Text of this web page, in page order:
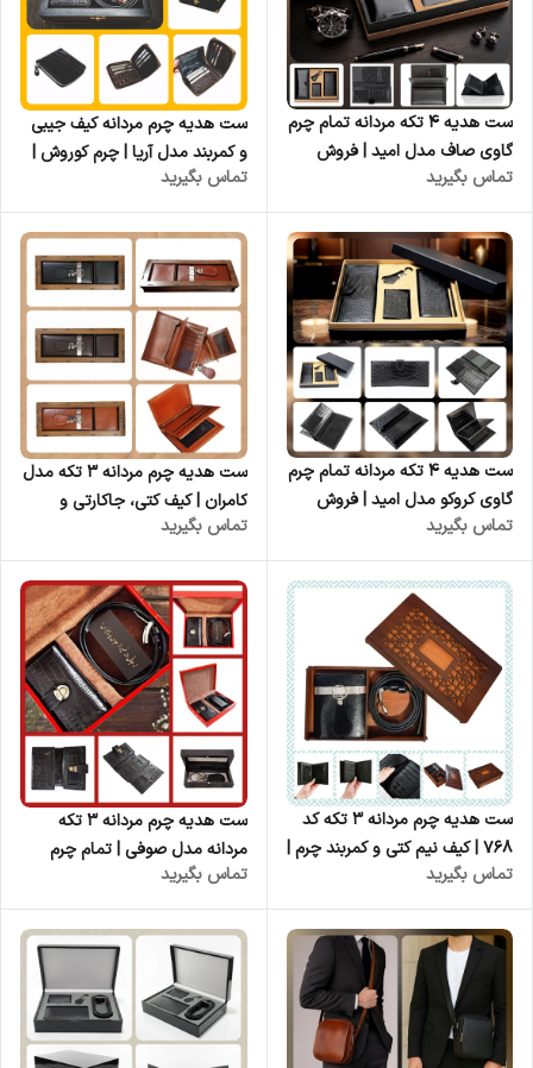
ست هدیه ۴ تکه مردانه تمام چرم
گاوی صاف مدل امید | فروش
عمده از تولیدی
تماس بگیرید
ست هدیه چرم مردانه کیف جیبی
و کمربند مدل آریا | چرم کوروش |
فروش عمده
تماس بگیرید
ست هدیه ۴ تکه مردانه تمام چرم
گاوی کروکو مدل امید | فروش
عمده از تولیدی
تماس بگیرید
ست هدیه چرم مردانه ۳ تکه مدل
کامران | کیف کتی، جاکارتی و
جاکلیدی | چرم کوروش
تماس بگیرید
ست هدیه چرم مردانه ۳ تکه کد
۷۶۸ | کیف نیم کتی و کمربند چرم |
چرم کوروش
تماس بگیرید
ست هدیه چرم مردانه ۳ تکه
مردانه مدل صوفی | تمام چرم
گاوی | جعبه چوبی مگنتی | فروش
عمده از تولیدی کیف و ست چرم
طبیعی کوروش
تماس بگیرید